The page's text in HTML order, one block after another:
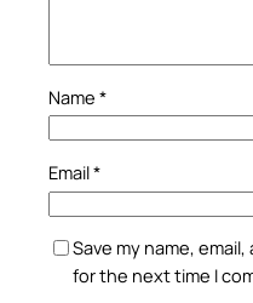
Name *
Email*
Save my name,
for the next time I